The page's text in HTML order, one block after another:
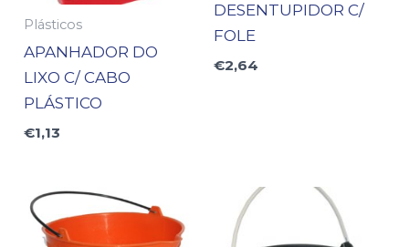
Plásticos
APANHADOR DO
LIXO C/ CABO
PLÁSTICO
€1,13
DESENTUPIDOR C/
FOLE
€2,64